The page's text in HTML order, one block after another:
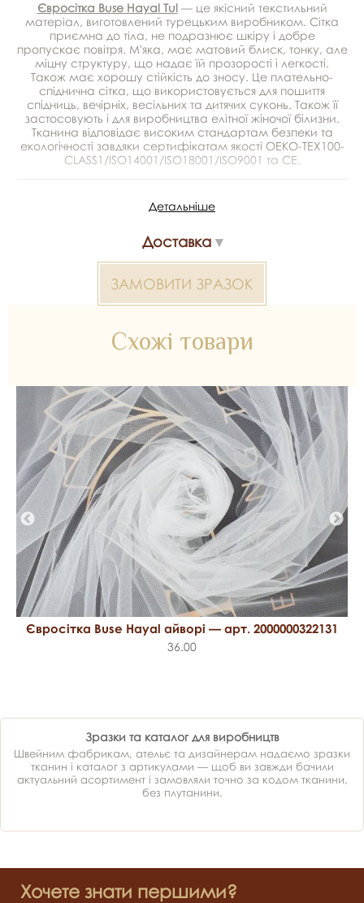
Євросітка Buse Hayal Tul— це якісний текстильний
матеріал, виготовлений турецьким виробником. Сітка
приємна до тіла, не подразнює шкіру і добре
пропускає повітря. М'яка, має матовий блиск, тонку, але
міцну структуру, що надає їй прозорості і легкості.
Також має хорошу стійкість до зносу. Це плательно-
спіднична сітка, що використовується для пошиття
спідниць, вечірніх, весільних та дитячих суконь. Також її
застосовують і для виробництва елітної жіночої білизни.
Тканина відповідає високим стандартам безпеки та
екологічності завдяки сертифікатам якості OEKO-TEX100-
CLASS1/ISO14001/ISO18001/ISO9001 та CE.
Колір - пастельно-блакитний
Виробник - Туреччина
Склад - 100% поліестер
Ширина - 3 м
2000000322155 Buse — матеріал для весільних суконь,
декору та колекцій ательє. Доступний оптом і в роздріб в
Inter Tex, SKU 329208.
Детальніше
Доставка
ЗАМОВИТИ ЗРАЗОК
Схожі товари
Євросітка Buse Hayal айворі — арт. 2000000322131
36.00
Зразки та каталог для виробництв
Швейним фабрикам, ательє та дизайнерам надаємо зразки
тканин і каталог з артикулами — щоб ви завжди бачили
актуальний асортимент і замовляли точно за кодом тканини,
без плутанини.
Хочете знати першими?